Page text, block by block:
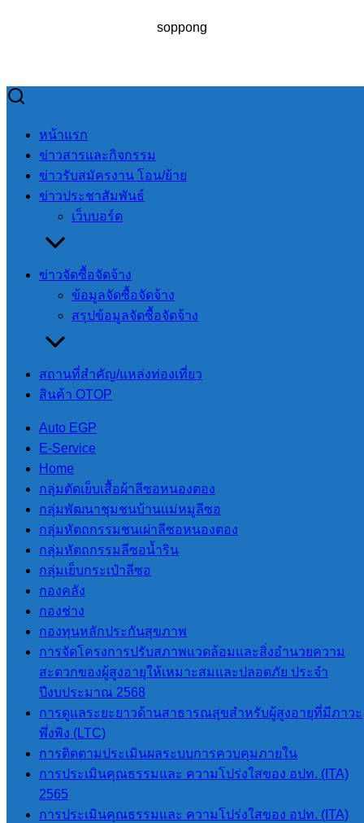
soppong
Skip
contentหน้าแรก
ข่าวสารและกิจกรรม
ข่าวรับสมัครงาน โอน/ย้าย
ข่าวประชาสัมพันธ์
เว็บบอร์ด
ข่าวจัดซื้อจัดจ้าง
ข้อมูลจัดซื้อจัดจ้าง
สรุปข้อมูลจัดซื้อจัดจ้าง
สถานที่สําคัญ/แหล่งท่องเที่ยว
สินค้า OTOP
Auto EGP
E-Service
Home
กลุ่มตัดเย็บเสื้อผ้าลีซอหนองตอง
กลุ่มพัฒนาชุมชนบ้านแม่หมูลีซอ
กลุ่มหัตถกรรมชนเผ่าลีซอหนองตอง
กลุ่มหัตถกรรมลีซอน้ำริน
กลุ่มเย็บกระเป๋าลีซอ
กองคลัง
กองช่าง
กองทุนหลักประกันสุขภาพ
การจัดโครงการปรับสภาพแวดล้อมและสิ่งอำนวยความ
สะดวกของผู้สูงอายุให้เหมาะสมและปลอดภัย ประจำ
ปีงบประมาณ 2568
การดูแลระยะยาวด้านสาธารณสุขสำหรับผู้สูงอายุที่มีภาวะ
พึ่งพิง (LTC)
การติดตามประเมินผลระบบการควบคุมภายใน
การประเมินคุณธรรมและ ความโปร่งใสของ อปท. (ITA)
2565
การประเมินคุณธรรมและ ความโปร่งใสของ อปท. (ITA)
การประเมิน
คุณธรรมและ
ความโปร่งใสของ
อปท. (ITA) 2565
ข้อมูลพื้นฐาน
โครงสร้าง
หน่วยงาน
ข้อมูลผู้บริหาร
อำนาจหน้าที่
แผนยุทธศาสตร์
หรือแผนพัฒนา
หน่วยงาน
ข้อมูลการติดต่อ
กฏหมายที่
เกี่ยวข้อง
ข่าวประชาสัมพันธ์
ข่าว
ประชาสัมพันธ์
การปฏิสัมพันธ์ข้อมูล
Q & A
Social Network
9.2 การบริหารงาน